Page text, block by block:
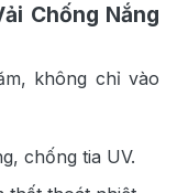
Chống Nắng
không chỉ vào
chống tia UV.